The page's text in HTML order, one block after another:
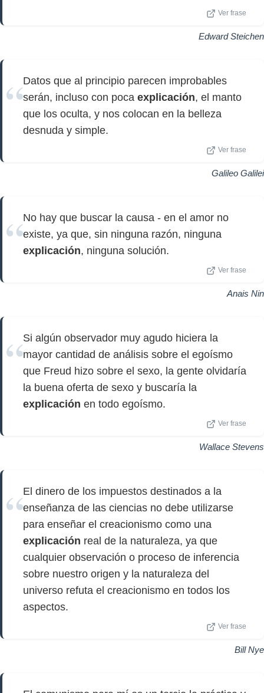
Ver frase
Edward Steichen
Datos que al principio parecen improbables
serán, incluso con poca explicación, el manto
que los oculta, y nos colocan en la belleza
desnuda y simple.
Ver frase
Galileo Galilei
No hay que buscar la causa - en el amor no
existe, ya que, sin ninguna razón, ninguna
explicación, ninguna solución.
Ver frase
Anais Nin
Si algún observador muy agudo hiciera la
mayor cantidad de análisis sobre el egoísmo
que Freud hizo sobre el sexo, la gente olvidaría
la buena oferta de sexo y buscaría la
explicación en todo egoísmo.
Ver frase
Wallace Stevens
El dinero de los impuestos destinados a la
enseñanza de las ciencias no debe utilizarse
para enseñar el creacionismo como una
explicación real de la naturaleza, ya que
cualquier observación o proceso de inferencia
sobre nuestro origen y la naturaleza del
universo refuta el creacionismo en todos los
aspectos.
Ver frase
Bill Nye